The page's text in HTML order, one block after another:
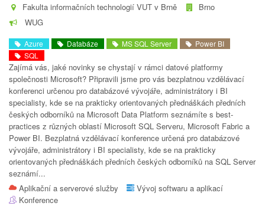
Fakulta informačních technologií VUT v Brně
Brno
WUG
Azure Databáze MS SQL Server
Power BI
SQL
Zajímá vás, jaké novinky se chystají v rámci datové platformy
společnosti Microsoft? Připravili jsme pro vás bezplatnou vzdělávací
konferenci určenou pro databázové vývojáře, administrátory i BI
specialisty, kde se na prakticky orientovaných přednáškách předních
českých odborníků na Microsoft Data Platform seznámíte s best-
practices z různých oblastí Microsoft SQL Serveru, Microsoft Fabric a
Power BI. Bezplatná vzdělávací konference určená pro databázové
vývojáře, administrátory i BI specialisty, kde se na prakticky
orientovaných přednáškách předních českých odborníků na SQL Server
seznámí...
Aplikační a serverové služby
Vývoj softwaru a aplikací
Konference